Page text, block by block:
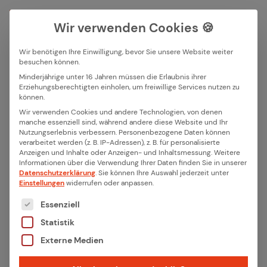
Suchfeld
Zurück
ithinx tritt der Stan­dar­di­za­
ti­on Group for Em­bed­ded
Tech­no­lo­gies Com­mu­ni­ty
(SGET) bei
Wir freuen uns, Ihnen mitteilen zu können, dass
ithinx ab sofort Teil der Standardization Group
for Embedded Technologies. Dieser
Wir verwenden Cookies 🍪
Wir benötigen Ihre Einwilligung, bevor Sie unsere Website weiter
besuchen können.
Minderjährige unter 16 Jahren müssen die Erlaubnis ihrer
Erziehungsberechtigten einholen, um freiwillige Services nutzen zu
können.
Wir verwenden Cookies und andere Technologien, von denen
manche essenziell sind, während andere diese Website und Ihr
Nutzungserlebnis verbessern. Personenbezogene Daten können
verarbeitet werden (z. B. IP-Adressen), z. B. für personalisierte
Anzeigen und Inhalte oder Anzeigen- und Inhaltsmessung.Weitere
Informationen über die Verwendung Ihrer Daten finden Sie in unserer
Datenschutzerklärung.Sie können Ihre Auswahl jederzeit unter
Einstellungenwiderrufen oder anpassen.
Es folgt eine Liste der Service-Gruppen, für die
Essenziell
Statistik
Externe Medien